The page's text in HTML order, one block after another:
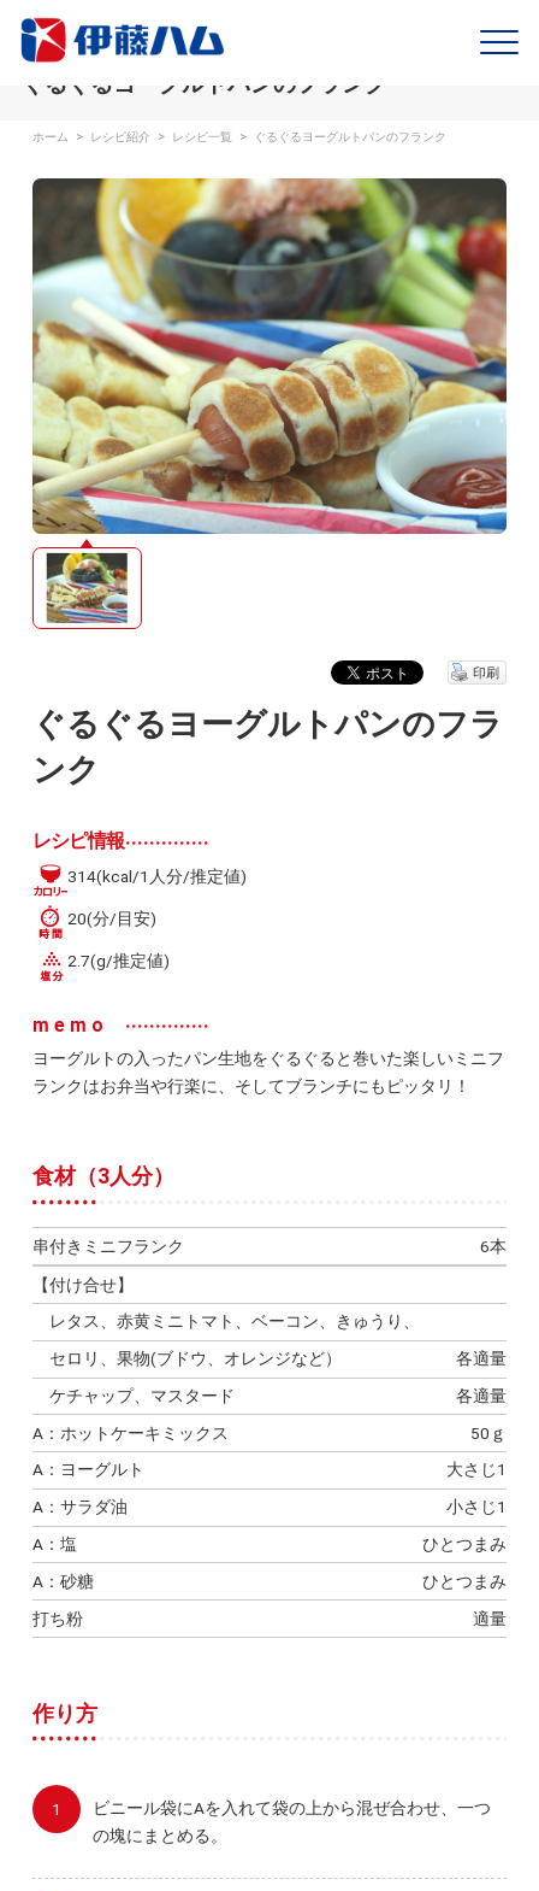
ぐるぐるヨーグルトパンのフランク
ホーム > レシピ紹介 > レシピ一覧 > ぐるぐるヨーグルトパンのフランク
ぐるぐるヨーグルトパンのフラ
ンク
印刷
レシピ情報
314(kcal/1人分/推定値)
20(分/目安)
2.7(g/推定値)
memo
ヨーグルトの入ったパン生地をぐるぐると巻いた楽しいミニフ
ランクはお弁当や行楽に、そしてブランチにもピッタリ！
食材（3人分）
串付きミニフランク
6本
【付け合せ】
レタス、赤黄ミニトマト、ベーコン、きゅうり、
セロリ、果物(ブドウ、オレンジなど）
各適量
ケチャップ、マスタード
各適量
A：ホットケーキミックス
50ｇ
A：ヨーグルト
大さじ1
A：サラダ油
小さじ1
A：塩
ひとつまみ
A：砂糖
ひとつまみ
打ち粉
適量
作り方
ビニール袋にAを入れて袋の上から混ぜ合わせ、一つ
の塊にまとめる。